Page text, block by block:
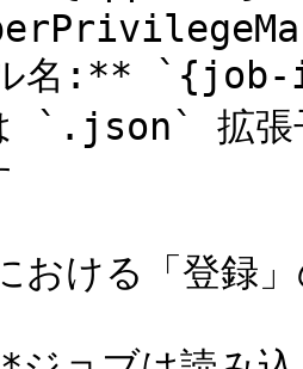
名:** `{job-
`.json` 拡張
おける「登録